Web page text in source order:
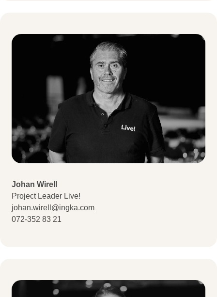
Johan Wirell
Project Leader Live!
johan.wirell@ingka.com
072-352 83 21